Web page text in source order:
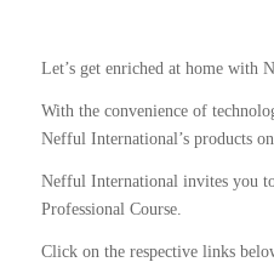
Let’s get enriched at home with
With the convenience of
Nefful International’s products
Nefful International invites you
Professional Course.
Click on the respective links